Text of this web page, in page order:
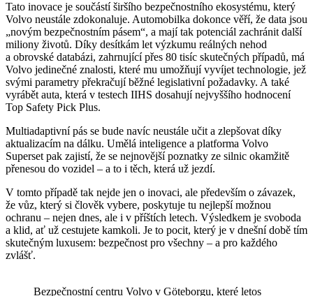
Tato inovace je součástí širšího bezpečnostního ekosystému, který
Volvo neustále zdokonaluje. Automobilka dokonce věří, že data jsou
„novým bezpečnostním pásem“, a mají tak potenciál zachránit další
miliony životů. Díky desítkám let výzkumu reálných nehod
a obrovské databázi, zahrnující přes 80 tisíc skutečných případů, má
Volvo jedinečné znalosti, které mu umožňují vyvíjet technologie, jež
svými parametry překračují běžné legislativní požadavky. A také
vyrábět auta, která v testech IIHS dosahují nejvyššího hodnocení
Top Safety Pick Plus.
Multiadaptivní pás se bude navíc neustále učit a zlepšovat díky
aktualizacím na dálku. Umělá inteligence a platforma Volvo
Superset pak zajistí, že se nejnovější poznatky ze silnic okamžitě
přenesou do vozidel – a to i těch, která už jezdí.
V tomto případě tak nejde jen o inovaci, ale především o závazek,
že vůz, který si člověk vybere, poskytuje tu nejlepší možnou
ochranu – nejen dnes, ale i v příštích letech. Výsledkem je svoboda
a klid, ať už cestujete kamkoli. Je to pocit, který je v dnešní době tím
skutečným luxusem: bezpečnost pro všechny – a pro každého
zvlášť.
Bezpečnostní centru Volvo v Göteborgu, které letos